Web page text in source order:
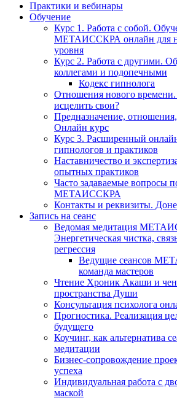
Практики и вебинары
Обучение
Курс 1. Работа с собой.
МЕТАИССКРА онлайн для
уровня
Курс 2. Работа с другими.
коллегами и подопечными
Кодекс гипнолога
Отношения нового
исцелить свои?
Предназначение,
Онлайн курс
Курс 3. Расширенный
гипнологов и практиков
Наставничество и
опытных практиков
Часто задаваемые вопросы
МЕТАИССКРА
Контакты и реквизиты.
Запись на сеанс
Ведомая медитация
Энергетическая чистка,
регрессия
Ведущие сеансов
команда мастеров
Чтение Хроник Акаши и
пространства Души
Консультация психолога
Прогностика. Реализация
будущего
Коучинг, как альтернатива
медитации
Бизнес-сопровождение
успеха
Индивидуальная работа с
маской